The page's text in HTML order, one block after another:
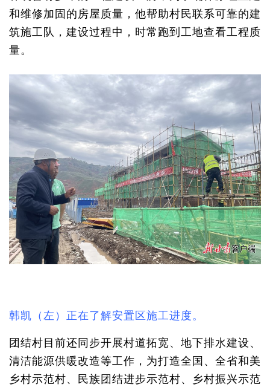
和维修加固的房屋质量，他帮助村民联系可靠的建
筑施工队，建设过程中，时常跑到工地查看工程质
量。
韩凯（左）正在了解安置区施工进度。
团结村目前还同步开展村道拓宽、地下排水建设、
清洁能源供暖改造等工作，为打造全国、全省和美
乡村示范村、民族团结进步示范村、乡村振兴示范